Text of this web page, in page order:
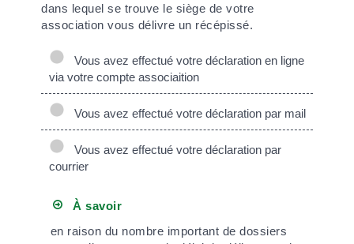
dans lequel se trouve le siège de votre
association vous délivre un récépissé.
Vous avez effectué votre déclaration en ligne
via votre compte associaition
Vous avez effectué votre déclaration par mail
Vous avez effectué votre déclaration par
courrier
À savoir
en raison du nombre important de dossiers